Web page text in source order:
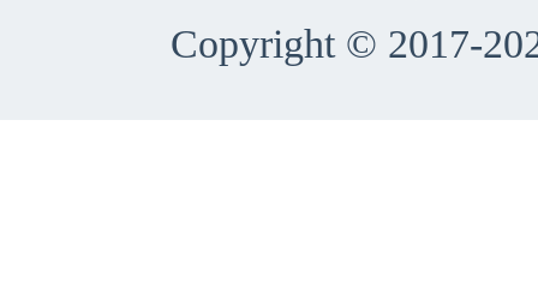
Copyright © 2017-